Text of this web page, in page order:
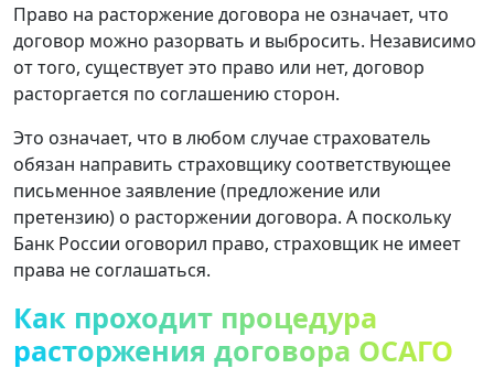
Право на расторжение договора не означает, что
договор можно разорвать и выбросить. Независимо
от того, существует это право или нет, договор
расторгается по соглашению сторон.
Это означает, что в любом случае страхователь
обязан направить страховщику соответствующее
письменное заявление (предложение или
претензию) о расторжении договора. А поскольку
Банк России оговорил право, страховщик не имеет
права не соглашаться.
Как проходит процедура
расторжения договора ОСАГО